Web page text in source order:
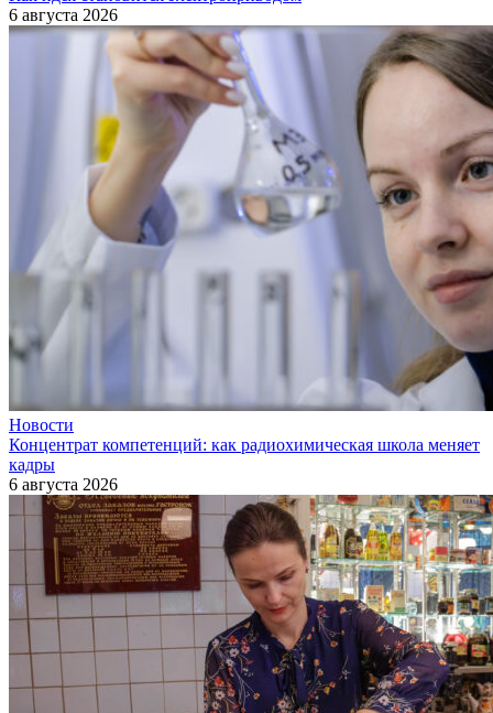
6 августа 2026
Новости
Концентрат компетенций: как радиохимическая школа меняет
кадры
6 августа 2026